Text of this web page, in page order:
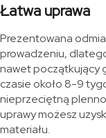
Łatwa uprawa
Prezentowana
prowadzeniu,
nawet początkujący
czasie około 8-9
nieprzeciętną
uprawy możesz
materiału.